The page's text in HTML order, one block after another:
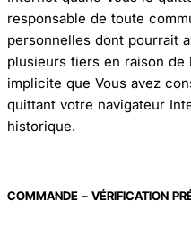
responsable de toute
personnelles dont pourrait
plusieurs tiers en raison de
implicite que Vous avez
quittant votre navigateur
historique.
COMMANDE – VÉRIFICATION